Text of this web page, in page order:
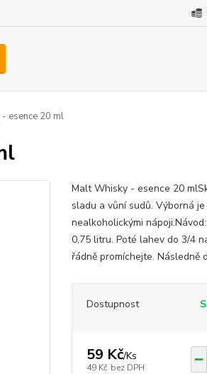
esence 20 ml
Malt Whisky - esence 20
sladu a vůní sudů. Výborná
nealkoholickými
0,75 litru. Poté lahev do 3/4
řádně promíchejte. Následně
Dostupnost
59 Kč/Ks
49 Kč bez DPH